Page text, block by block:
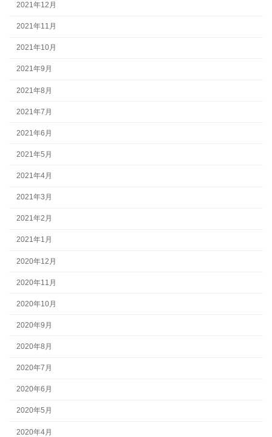
2021年12月
2021年11月
2021年10月
2021年9月
2021年8月
2021年7月
2021年6月
2021年5月
2021年4月
2021年3月
2021年2月
2021年1月
2020年12月
2020年11月
2020年10月
2020年9月
2020年8月
2020年7月
2020年6月
2020年5月
2020年4月